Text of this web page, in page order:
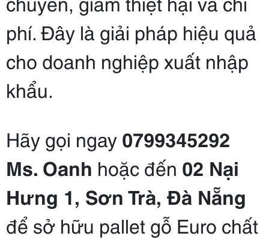
phí. Đây là giải pháp hiệu quả
cho doanh nghiệp xuất nhập
khẩu.
Hãy gọi ngay0799345292
Ms. Oanh hoặc đến 02 Nại
Hưng 1, Sơn Trà, Đà Nẵng
để sở hữu pallet gỗ Euro chất